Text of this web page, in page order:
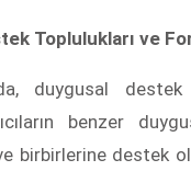
Toplulukları ve
duygusal
benzer
birbirlerine destek